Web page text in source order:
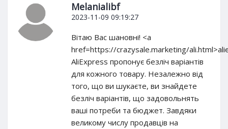
Melanialibf
2023-11-09 09:19:27
Вітаю Вас шановні! <a
href=https://crazysale.marketing/
AliExpress пропонує безліч варіантів
для кожного товару. Незалежно від
того, що ви шукаєте, ви знайдете
безліч варіантів, що задовольнять
ваші потреби та бюджет. Завдяки
великому числу продавців на